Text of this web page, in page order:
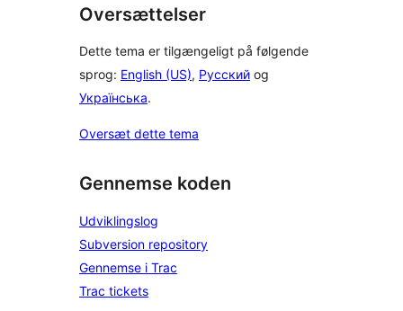
Oversættelser
Dette tema er tilgængeligt på følgende
sprog: English (US), Русский og
Українська.
Oversæt dette tema
Gennemse koden
Udviklingslog
Subversion repository
Gennemse i Trac
Trac tickets